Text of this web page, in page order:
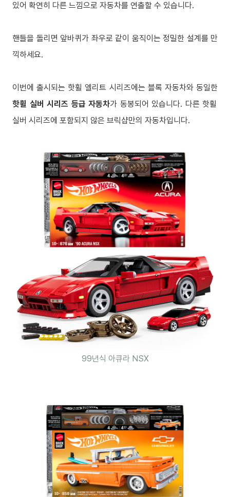
있어 확연히 다른 느낌으로 자동차를 연출할 수 있습니다.
핸들을 돌리면 앞바퀴가 좌우로 같이 움직이는 정밀한 설계를 만
끽하세요.
이번에 출시되는 핫휠 엘리트 시리즈에는 블록 자동차와 동일한
핫휠 실버 시리즈 등급 자동차가 동봉되어 있습니다. 다른 핫휠
실버 시리즈에 포함되지 않은 브릭샵만의 자동차입니다.
99년식 아큐라 NSX